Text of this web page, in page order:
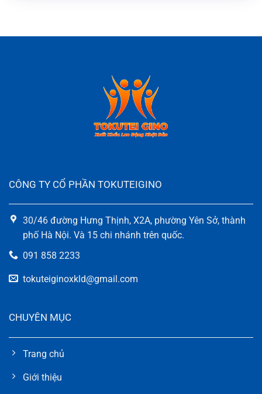
CÔNG TY CỔ PHẦN TOKUTEIGINO
30/46 đường Hưng Thịnh, X2A, phường Yên Sở, thành
phố Hà Nội. Và 15 chi nhánh trên quốc.
091 858 2233
tokuteiginoxkld@gmail.com
CHUYÊN MỤC
Trang chủ
Giới thiệu